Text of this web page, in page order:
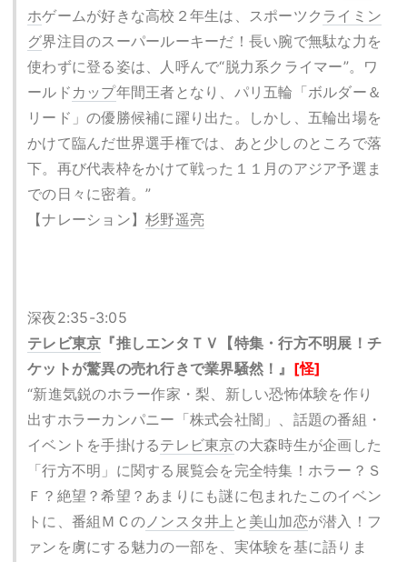
ホゲームが好きな高校２年生は、スポーツク ライミン
グ界注目のスーパールーキーだ！長い腕で無駄な力を
使わずに登る姿は、人呼んで“脱力系クライマー”。ワ
ールド カップ年間王者となり、パリ五輪「ボルダー＆
リード」の優勝候補に躍り出た。しかし、五輪出場を
かけて臨んだ世界選手権では、あと少しのところで落
下。再び代表枠をかけて戦った１１月のアジア予選ま
での日々に密着。”
【ナレーション】 杉野遥亮
深夜2:35-3:05
テレビ東京 『推しエンタＴＶ【特集・行方不明展！チ
ケットが驚異の売れ行きで業界騒然！』 [怪]
“新進気鋭のホラー作家・梨、新しい恐怖体験を作り
出すホラーカンパニー「株式会社闇」、話題の番組・
イベントを手掛けるテレビ東京の大森時生が企画した
「行方不明」に関する展覧会を完全特集！ホラー？Ｓ
Ｆ？絶望？希望？あまりにも謎に包まれたこのイベン
トに、番組ＭＣのノンスタ井上 と 美山加恋が潜入！フ
ァンを虜にする魅力の一部を、実体験を基に語りま